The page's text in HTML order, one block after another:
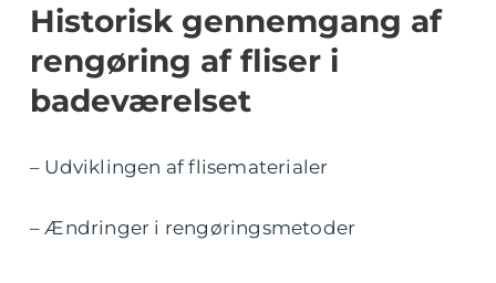
Historisk gennemgang af
rengøring af fliser i
badeværelset
– Udviklingen af flisematerialer
– Ændringer i rengøringsmetoder